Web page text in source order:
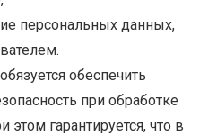
персональных данных,
обязуется обеспечить
при обработке
гарантируется, что в